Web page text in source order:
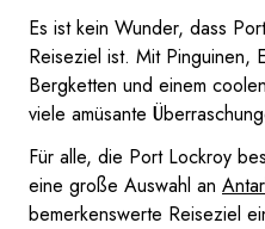
Es ist kein Wunder, dass
Reiseziel ist. Mit Pinguinen,
Bergketten und einem
viele amüsante
Für alle, die Port Lockroy
eine große Auswahl an
bemerkenswerte Reiseziel